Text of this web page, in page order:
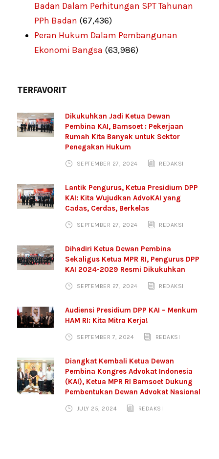
Badan Dalam Perhitungan SPT Tahunan
PPh Badan (67,436)
Peran Hukum Dalam Pembangunan
Ekonomi Bangsa (63,986)
TERFAVORIT
Dikukuhkan Jadi Ketua Dewan
Pembina KAI, Bamsoet : Pekerjaan
Rumah Kita Banyak untuk Sektor
Penegakan Hukum
SEPTEMBER 27, 2024 REDAKSI
Lantik Pengurus, Ketua Presidium DPP
KAI: Kita Wujudkan AdvoKAI yang
Cadas, Cerdas, Berkelas
SEPTEMBER 27, 2024 REDAKSI
Dihadiri Ketua Dewan Pembina
Sekaligus Ketua MPR RI, Pengurus DPP
KAI 2024-2029 Resmi Dikukuhkan
SEPTEMBER 27, 2024 REDAKSI
Audiensi Presidium DPP KAI – Menkum
HAM RI: Kita Mitra Kerja!
SEPTEMBER 7, 2024 REDAKSI
Diangkat Kembali Ketua Dewan
Pembina Kongres Advokat Indonesia
(KAI), Ketua MPR RI Bamsoet Dukung
Pembentukan Dewan Advokat Nasional
JULY 25, 2024 REDAKSI